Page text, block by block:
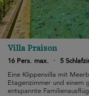
Villa Praison
16 Pers. max.
· 5
Eine Klippenvilla mit
Etagenzimmer und einem
entspannte